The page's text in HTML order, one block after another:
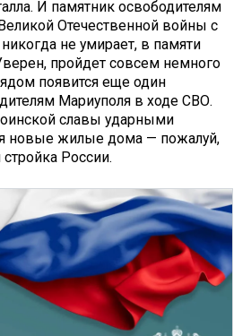
И памятник освободителям
Отечественной войны с
не умирает, в памяти
пройдет совсем немного
появится еще один
Мариуполя в ходе СВО.
славы ударными
новые жилые дома — пожалуй,
стройка России.